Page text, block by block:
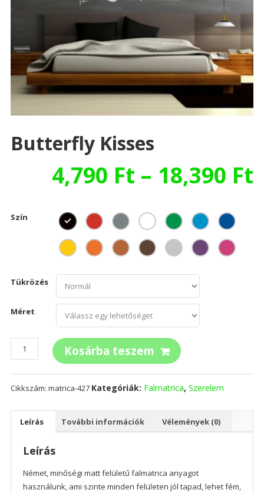
Butterfly Kisses
4,790 Ft – 18,390 Ft
Szín
Tükrözés
Méret
Butterfly
kisses
Kosárba teszem
Cikkszám: matrica-427 Kategóriák: Falmatrica, Szerelem
Leírás További információk Vélemények (0)
Leírás
Német, minőségi matt felületű falmatrica anyagot
használunk, ami szinte minden felületen jól tapad, lehet fém,